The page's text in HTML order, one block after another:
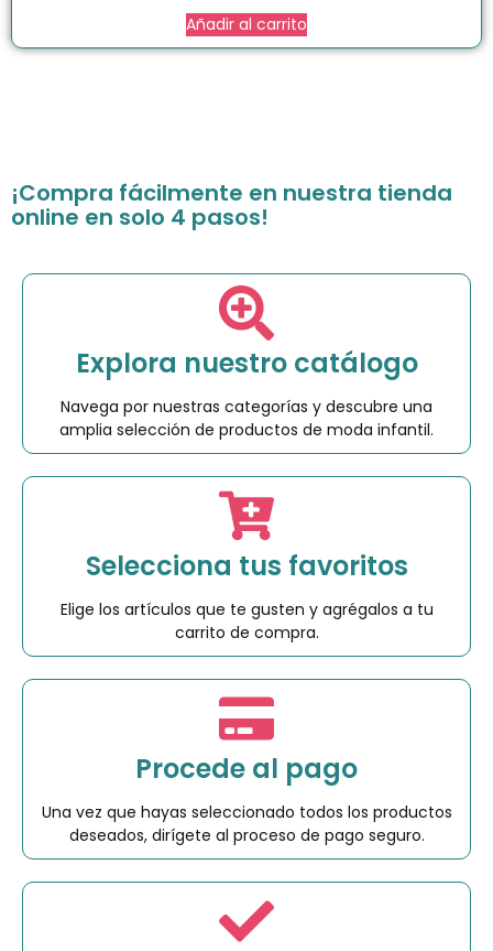
Añadir al carrito
¡Compra fácilmente en nuestra tienda
online en solo 4 pasos!
Explora nuestro catálogo
Navega por nuestras categorías y descubre una
amplia selección de productos de moda infantil.
Selecciona tus favoritos
Elige los artículos que te gusten y agrégalos a tu
carrito de compra.
Procede al pago
Una vez que hayas seleccionado todos los productos
deseados, dirígete al proceso de pago seguro.